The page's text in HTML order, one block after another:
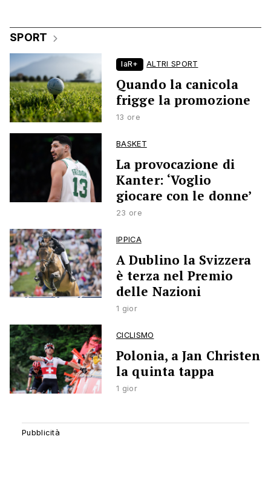
SPORT
laR+ ALTRI SPORT
Quando la canicola
frigge la promozione
13 ore
BASKET
La provocazione di
Kanter: ‘Voglio
giocare con le donne’
23 ore
IPPICA
A Dublino la Svizzera
è terza nel Premio
delle Nazioni
1 gior
CICLISMO
Polonia, a Jan Christen
la quinta tappa
1 gior